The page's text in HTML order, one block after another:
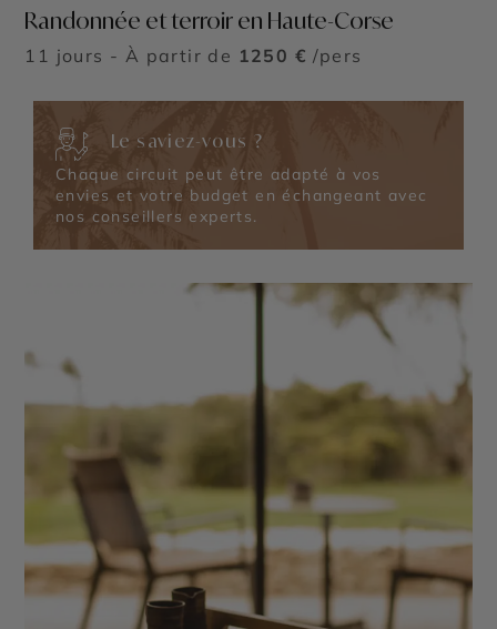
Randonnée et terroir en Haute-Corse
11 jours - À partir de 1250 € /pers
Le saviez-vous ?
Chaque circuit peut être adapté à vos
envies et votre budget en échangeant avec
nos conseillers experts.